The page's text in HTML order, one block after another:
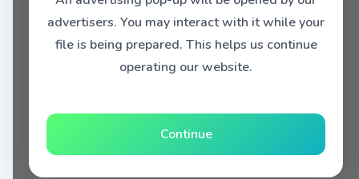
advertisers. You may interact with it while your
file is being prepared. This helps us continue
operating our website.
Continue